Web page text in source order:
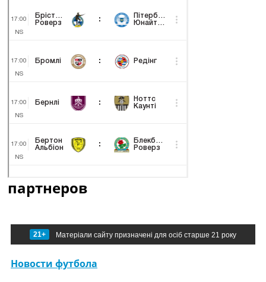
партнеров
21+ Матеріали сайту призначені для осіб старше 21 року
Новости футбола